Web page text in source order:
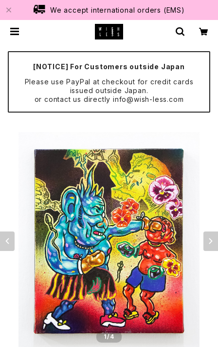
We accept international orders (EMS)
[NOTICE] For Customers outside Japan
Please use PayPal at checkout for credit cards
issued outside Japan.
or contact us directly info@wish-less.com
1/4